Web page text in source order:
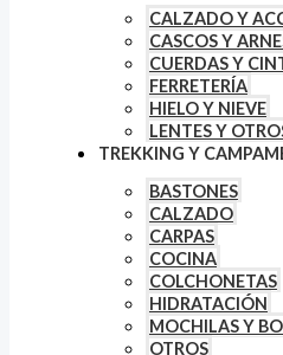
CALZADO Y
CASCOS Y
CUERDAS Y
FERRETERÍA
HIELO Y NIEVE
LENTES Y
TREKKING Y
BASTONES
CALZADO
CARPAS
COCINA
COLCHONETAS
HIDRATACIÓN
MOCHILAS Y
OTROS